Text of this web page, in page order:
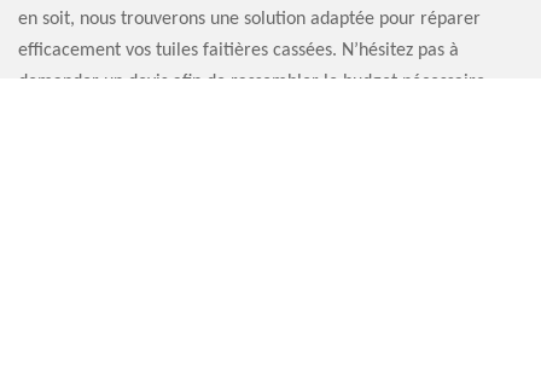
en soit, nous trouverons une solution adaptée pour réparer
efficacement vos tuiles faitières cassées. N’hésitez pas à
demander un devis afin de rassembler le budget nécessaire